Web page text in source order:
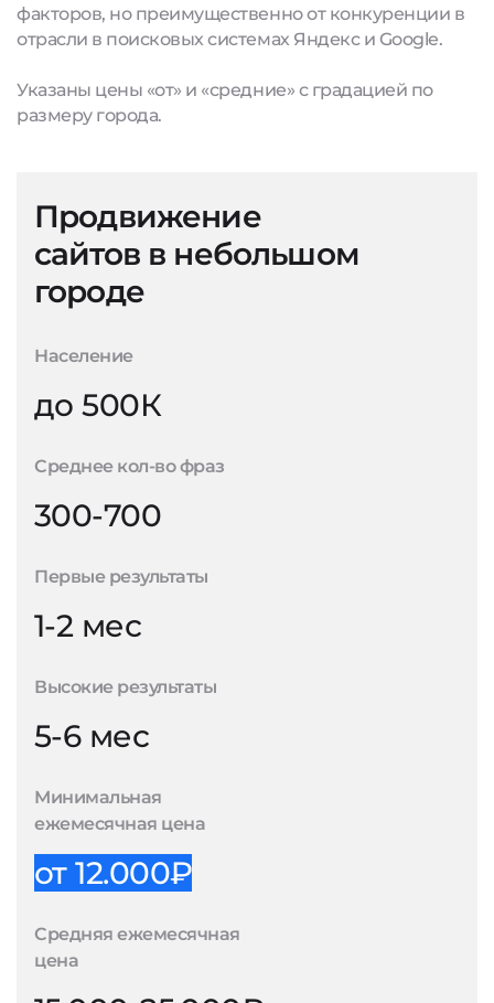
факторов, но преимущественно от конкуренции в
отрасли в поисковых системах Яндекс и Google.
Указаны цены «от» и «средние» с градацией по
размеру города.
Продвижение
сайтов в небольшом
городе
Население
до 500К
Среднее кол-во фраз
300-700
Первые результаты
1-2 мес
Высокие результаты
5-6 мес
Минимальная
ежемесячная цена
от 12.000₽
Средняя ежемесячная
цена